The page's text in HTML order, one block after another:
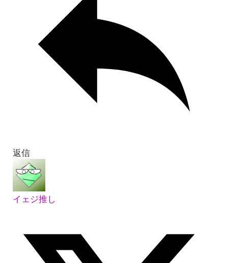
返信
イェジ推し